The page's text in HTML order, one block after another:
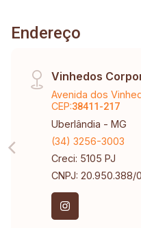
carros). Elevador vai
da cobertura. Tabela de disponibilidade:
Apartamento nº203 -
Apartamento nº303
Sujeito a alteração
Endereço
Vinhedos
Avenida dos
CEP:38411-217
Uberlândia - MG
(34) 3256-3003
Creci: 5105 PJ
CNPJ: 20.950.388/